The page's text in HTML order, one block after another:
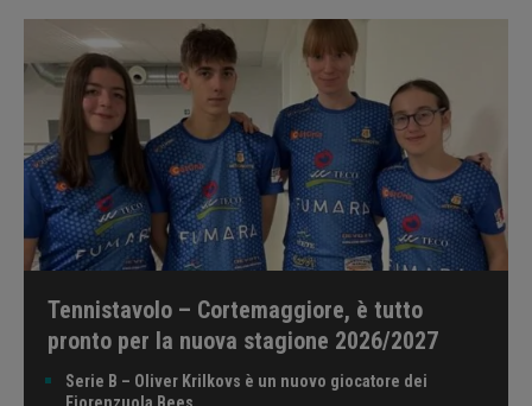
Tennistavolo – Cortemaggiore, è tutto
pronto per la nuova stagione 2026/2027
Serie B – Oliver Krilkovs è un nuovo giocatore dei
Fiorenzuola Bees